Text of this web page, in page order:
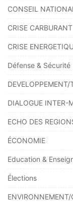
CONSEIL
CRISE CARBURANT
CRISE
Défense & Sécurité
DIALOGUE INTER-
ECHO DES
ÉCONOMIE
Education &
Élections
ENVIRONNEMENT/